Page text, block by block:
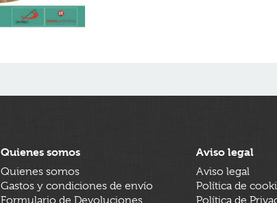
Quienes somos
Quienes somos
Gastos y condiciones de envío
Formulario de Devoluciones
Aviso legal
Aviso legal
Política de
Política de